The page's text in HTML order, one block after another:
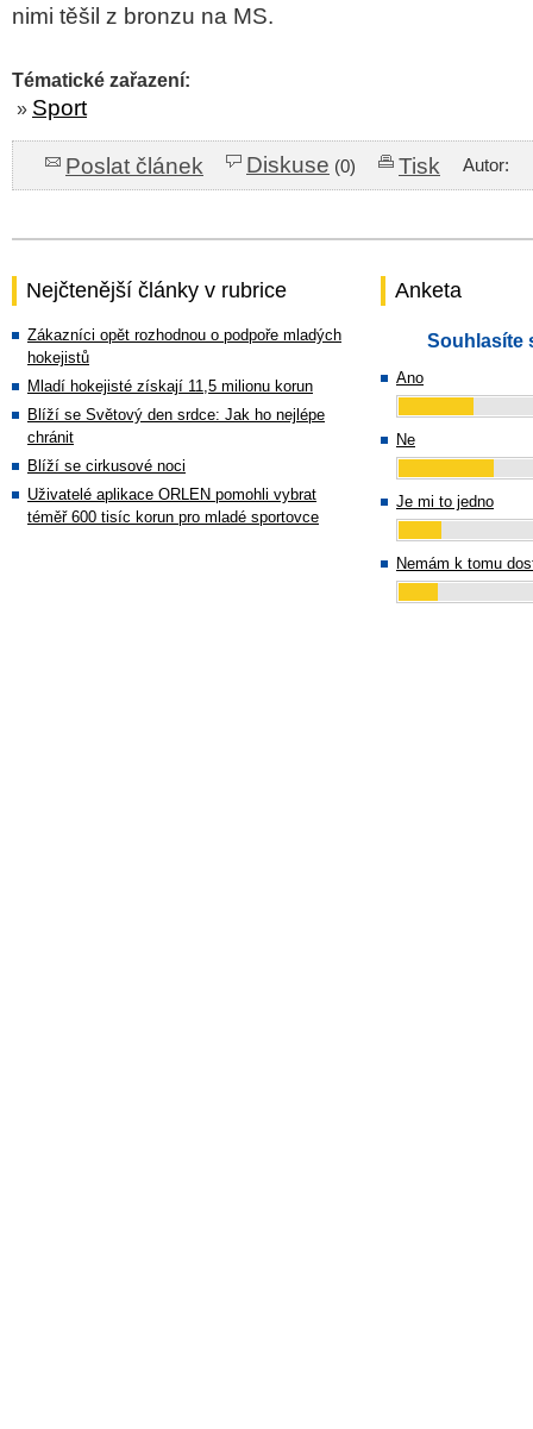
nimi těšil z bronzu na MS.
Tématické zařazení:
» Sport
Poslat článek Diskuse (0) Tisk Autor:
Nejčtenější články v rubrice
Zákazníci opět rozhodnou o podpoře mladých
hokejistů
Mladí hokejisté získají 11,5 milionu korun
Blíží se Světový den srdce: Jak ho nejlépe
chránit
Blíží se cirkusové noci
Uživatelé aplikace ORLEN pomohli vybrat
téměř 600 tisíc korun pro mladé sportovce
Anketa
Souhlasíte
Ano
Ne
Je mi to jedno
Nemám k tomu